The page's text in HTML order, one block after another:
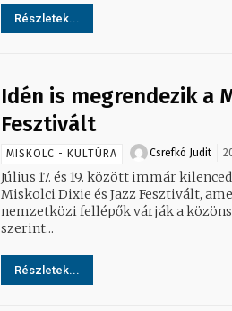
Részletek...
Idén is megrendezik a
Fesztivált
MISKOLC - KULTÚRA Csrefkó Judit
Július 17. és 19. között immár
Miskolci Dixie és Jazz Fesztivált,
nemzetközi fellépők várják a közönséget. A szervezők
szerint...
Részletek...